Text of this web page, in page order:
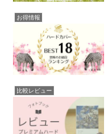
お得情報
比較レビュー